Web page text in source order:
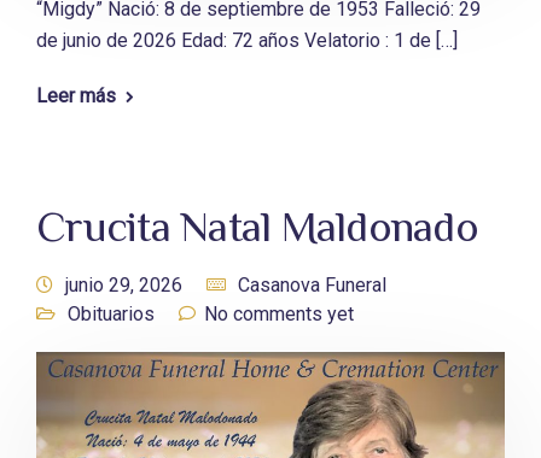
“Migdy” Nació: 8 de septiembre de 1953 Falleció: 29
de junio de 2026 Edad: 72 años Velatorio : 1 de […]
Leer más
Crucita Natal Maldonado
junio 29, 2026
Casanova Funeral
Obituarios
No comments yet